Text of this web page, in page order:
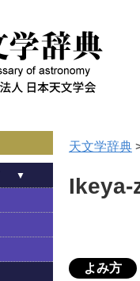
天文学辞典
Ikeya-
よみ方